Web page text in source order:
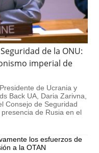
de la ONU:
imperial de
de Ucrania y
Back UA, Daria Zarivna,
Consejo de Seguridad
de Rusia en el